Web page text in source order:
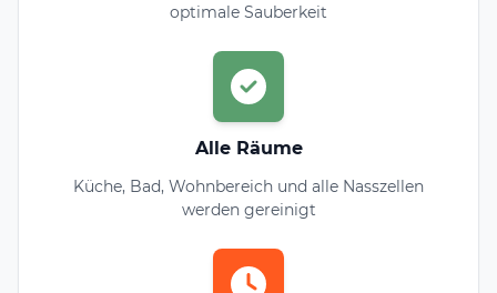
optimale Sauberkeit
Alle Räume
Küche, Bad, Wohnbereich und alle Nasszellen
werden gereinigt